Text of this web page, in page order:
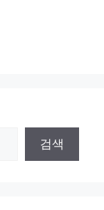
검색